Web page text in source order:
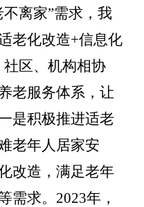
离家”需求，我
老化改造+信息化
区、机构相协
老服务体系，让
是积极推进适老
老年人居家安
改造，满足老年
需求。2023年，